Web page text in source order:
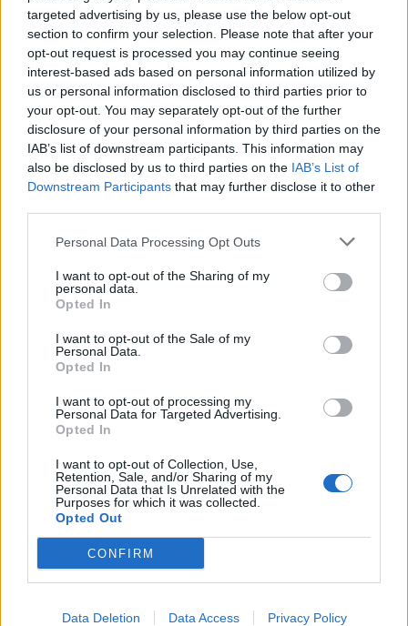
targeted advertising by us, please use the below opt-out
section to confirm your selection. Please note that after your
opt-out request is processed you may continue seeing
interest-based ads based on personal information utilized by
us or personal information disclosed to third parties prior to
your opt-out. You may separately opt-out of the further
disclosure of your personal information by third parties on the
IAB’s list of downstream participants. This information may
also be disclosed by us to third parties on the IAB’s List of
Downstream Participants that may further disclose it to other
Personal Data Processing Opt Outs
I want to opt-out of the Sharing of my
personal data.
Opted In
I want to opt-out of the Sale of my
Personal Data.
Opted In
I want to opt-out of processing my
Personal Data for Targeted Advertising.
Opted In
I want to opt-out of Collection, Use,
Retention, Sale, and/or Sharing of my
Personal Data that Is Unrelated with the
Purposes for which it was collected.
Opted Out
CONFIRM
Data Deletion Data Access Privacy Policy
Εγγραφή στο newsletter
Αποδέχομαι τους
και την πολιτική απορρήτου
X